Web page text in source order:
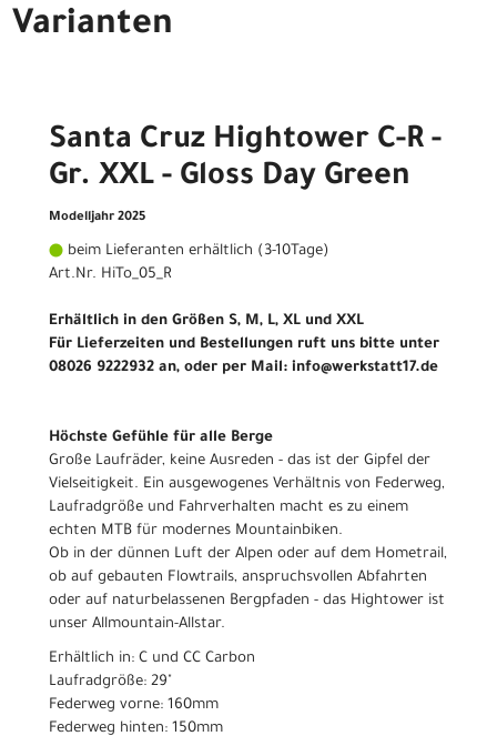
Varianten
Santa Cruz Hightower C-R -
Gr. XXL - Gloss Day Green
Modelljahr 2025
beim Lieferanten erhältlich (3-10Tage)
Art.Nr. HiTo_05_R
Erhältlich in den Größen S, M, L, XL und XXL
Für Lieferzeiten und Bestellungen ruft uns bitte unter
08026 9222932 an, oder per Mail: info@werkstatt17.de
Höchste Gefühle für alle Berge
Große Laufräder, keine Ausreden - das ist der Gipfel der
Vielseitigkeit. Ein ausgewogenes Verhältnis von Federweg,
Laufradgröße und Fahrverhalten macht es zu einem
echten MTB für modernes Mountainbiken.
Ob in der dünnen Luft der Alpen oder auf dem Hometrail,
ob auf gebauten Flowtrails, anspruchsvollen Abfahrten
oder auf naturbelassenen Bergpfaden - das Hightower ist
unser Allmountain-Allstar.
Erhältlich in: C und CC Carbon
Laufradgröße: 29"
Federweg vorne: 160mm
Federweg hinten: 150mm